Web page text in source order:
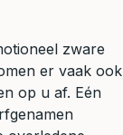
zware
er vaak ook
op u af. Eén